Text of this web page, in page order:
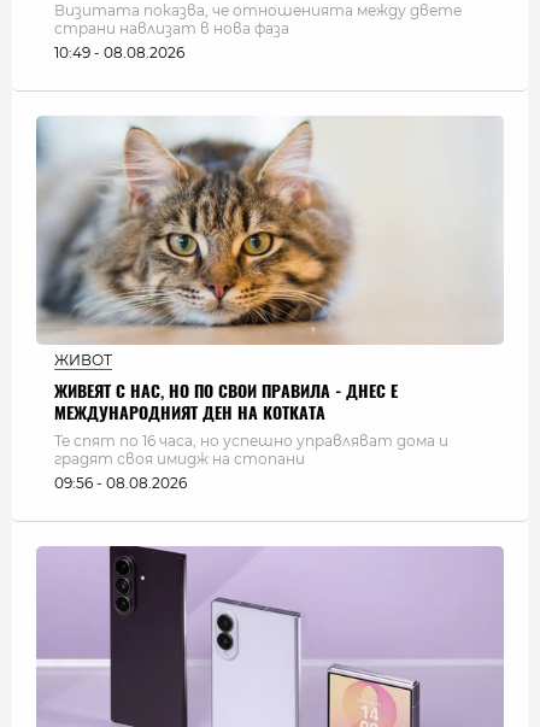
Визитата показва, че отношенията между двете
страни навлизат в нова фаза
10:49 - 08.08.2026
ЖИВОТ
ЖИВЕЯТ С НАС, НО ПО СВОИ ПРАВИЛА - ДНЕС Е
МЕЖДУНАРОДНИЯТ ДЕН НА КОТКАТА
Те спят по 16 часа, но успешно управляват дома и
градят своя имидж на стопани
09:56 - 08.08.2026